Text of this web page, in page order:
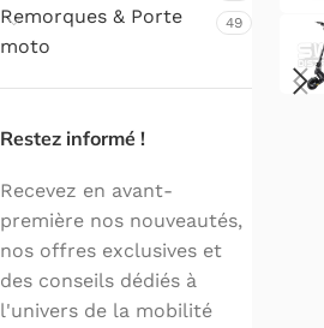
Remorques & Porte
moto
49
Restez informé !
Recevez en avant-
première nos nouveautés,
nos offres exclusives et
des conseils dédiés à
l'univers de la mobilité